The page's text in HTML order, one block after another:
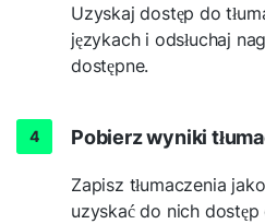
Uzyskaj dostęp do
językach i odsłuchaj
dostępne.
Pobierz wyniki
Zapisz tłumaczenia
uzyskać do nich